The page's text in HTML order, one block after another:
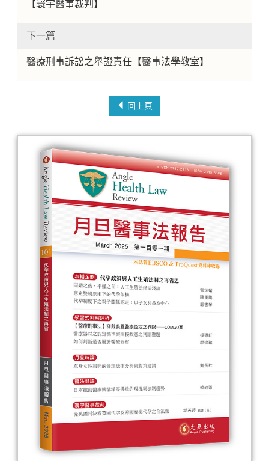
【寰宇醫事裁判】
下一篇
醫療刑事訴訟之舉證責任【醫事法學教室】
回上頁